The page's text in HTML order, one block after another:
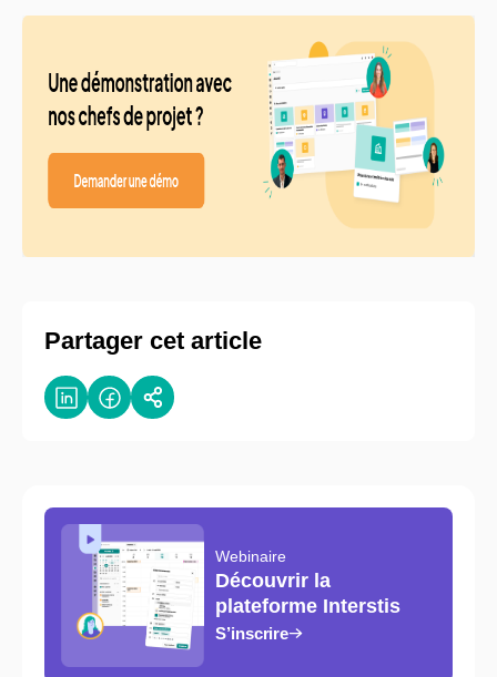
Partager cet article
Webinaire
Découvrir la
plateforme Interstis
S’inscrire